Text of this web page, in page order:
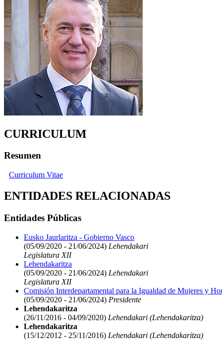
CURRICULUM
Resumen
Curriculum Vitae
ENTIDADES RELACIONADAS
Entidades Públicas
Eusko Jaurlaritza - Gobierno Vasco
(05/09/2020 - 21/06/2024) Lehendakari
Legislatura XII
Lehendakaritza
(05/09/2020 - 21/06/2024) Lehendakari
Legislatura XII
Comisión Interdepartamental para la Igualdad de Mujeres y
(05/09/2020 - 21/06/2024) Presidente
Lehendakaritza
(26/11/2016 - 04/09/2020) Lehendakari (Lehendakaritza)
Lehendakaritza
(15/12/2012 - 25/11/2016) Lehendakari (Lehendakaritza)